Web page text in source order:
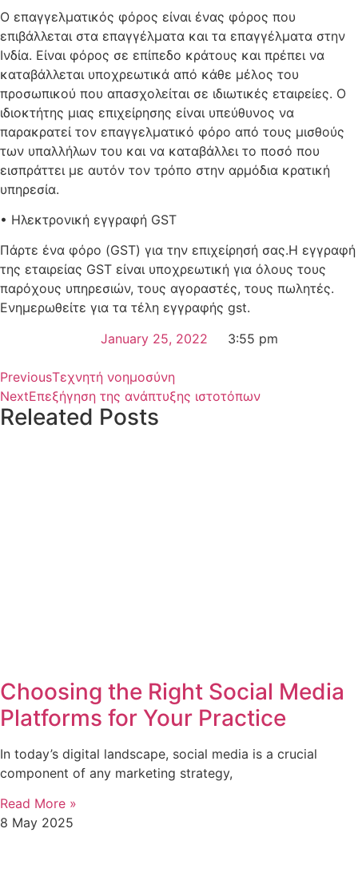
Ο επαγγελματικός φόρος είναι ένας φόρος που
επιβάλλεται στα επαγγέλματα και τα επαγγέλματα στην
Ινδία. Είναι φόρος σε επίπεδο κράτους και πρέπει να
καταβάλλεται υποχρεωτικά από κάθε μέλος του
προσωπικού που απασχολείται σε ιδιωτικές εταιρείες. Ο
ιδιοκτήτης μιας επιχείρησης είναι υπεύθυνος να
παρακρατεί τον επαγγελματικό φόρο από τους μισθούς
των υπαλλήλων του και να καταβάλλει το ποσό που
εισπράττει με αυτόν τον τρόπο στην αρμόδια κρατική
υπηρεσία.
• Ηλεκτρονική εγγραφή GST
Πάρτε ένα φόρο (GST) για την επιχείρησή σας.Η εγγραφή
της εταιρείας GST είναι υποχρεωτική για όλους τους
παρόχους υπηρεσιών, τους αγοραστές, τους πωλητές.
Ενημερωθείτε για τα τέλη εγγραφής gst.
January 25, 2022
3:55 pm
PreviousΤεχνητή νοημοσύνη
NextΕπεξήγηση της ανάπτυξης ιστοτόπων
Releated Posts
Choosing the Right Social Media
Platforms for Your Practice
In today’s digital landscape, social media is a crucial
component of any marketing strategy,
Read More »
8 May 2025